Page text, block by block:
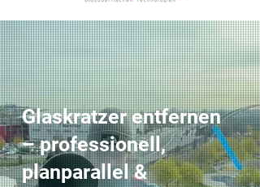
Glaskratzer entfernen
– professionell,
planparallel &